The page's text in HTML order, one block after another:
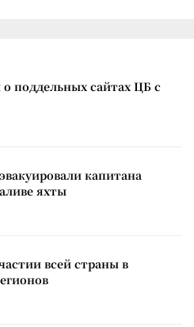
поддельных сайтах ЦБ с
капитана
яхты
всей страны в